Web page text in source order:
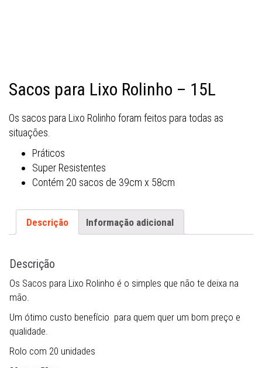
Sacos para Lixo Rolinho – 15L
Os sacos para Lixo Rolinho foram feitos para todas as
situações.
Práticos
Super Resistentes
Contém 20 sacos de 39cm x 58cm
Descrição Informação adicional
Descrição
Os Sacos para Lixo Rolinho é o simples que não te deixa na
mão.
Um ótimo custo benefício para quem quer um bom preço e
qualidade.
Rolo com 20 unidades